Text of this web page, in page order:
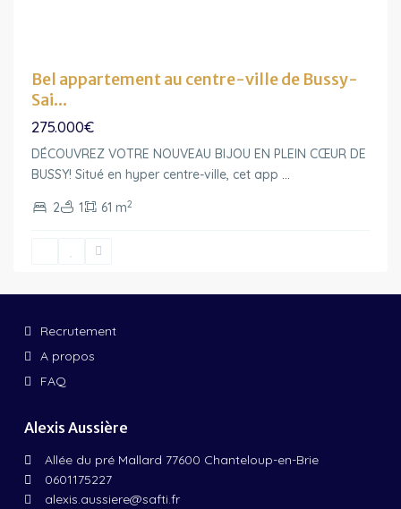
Bel appartement au centre-ville de Bussy-
Sai...
275.000€
DÉCOUVREZ VOTRE NOUVEAU BIJOU EN PLEIN CŒUR DE
BUSSY! Situé en hyper centre-ville, cet app ...
2 1 61 m2
Recrutement
A propos
FAQ
Alexis Aussière
Allée du pré Mallard 77600 Chanteloup-en-Brie
0601175227
alexis.aussiere@safti.fr